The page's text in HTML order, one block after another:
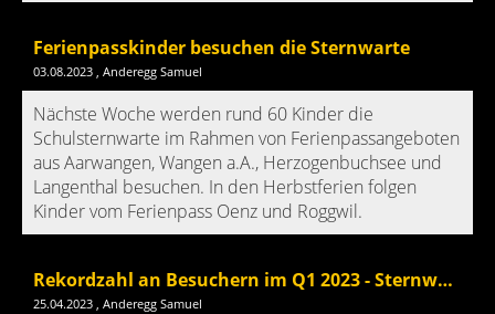
Ferienpasskinder besuchen die Sternwarte
03.08.2023 , Anderegg Samuel
Nächste Woche werden rund 60 Kinder die
Schulsternwarte im Rahmen von Ferienpassangeboten
aus Aarwangen, Wangen a.A., Herzogenbuchsee und
Langenthal besuchen. In den Herbstferien folgen
Kinder vom Ferienpass Oenz und Roggwil.
Rekordzahl an Besuchern im Q1 2023 - Sternwarte nicht offen an Kulturnacht
25.04.2023 , Anderegg Samuel